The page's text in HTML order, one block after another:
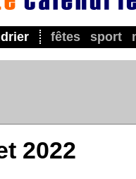
fêtes sport
2022